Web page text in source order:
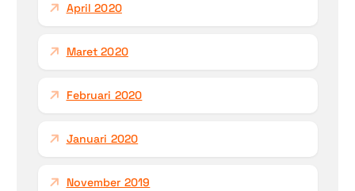
April 2020
Maret 2020
Februari 2020
Januari 2020
November 2019